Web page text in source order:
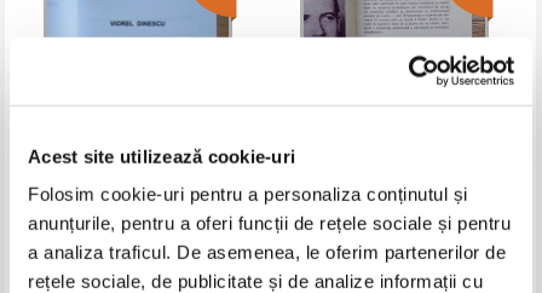
Acest site utilizează cookie-uri
Folosim cookie-uri pentru a personaliza conținutul și
anunțurile, pentru a oferi funcții de rețele sociale și pentru
a analiza traficul. De asemenea, le oferim partenerilor de
rețele sociale, de publicitate și de analize informații cu
Viorel Dinescu - Etape (cu
autograful autorului)
Pret:10,00Lei 5,00 Lei
Anatol Ciocanu. Poezii (cu
autograful autorului)
Pret:10,00Lei 4,00 Lei